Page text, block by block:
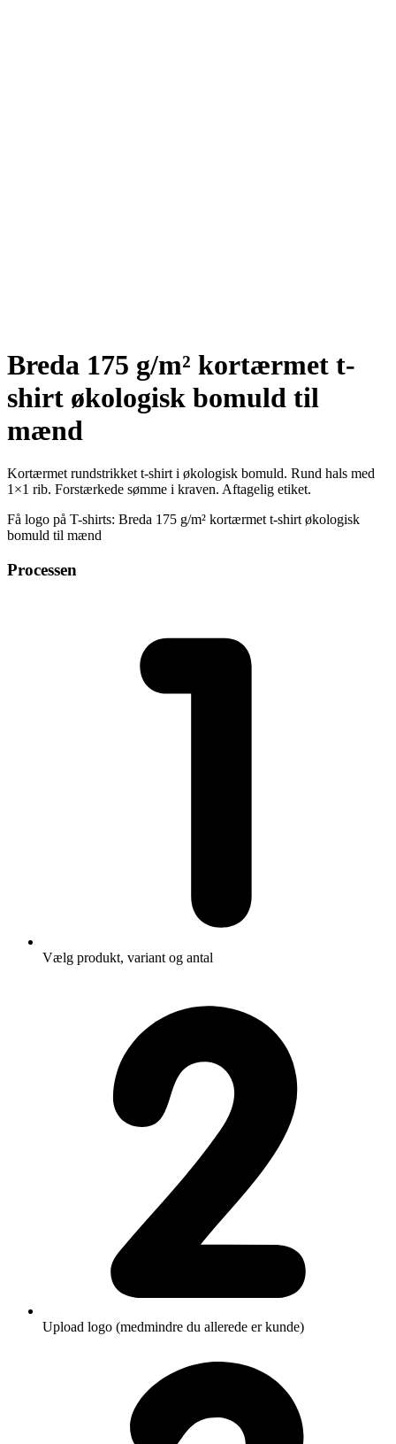
Breda 175 g/m² kortærmet t-
shirt økologisk bomuld til
mænd
Kortærmet rundstrikket t-shirt i økologisk bomuld. Rund hals med
1×1 rib. Forstærkede sømme i kraven. Aftagelig etiket.
Få logo på T-shirts: Breda 175 g/m² kortærmet t-shirt økologisk
bomuld til mænd
Processen
Vælg produkt, variant og antal
Upload logo (medmindre du allerede er kunde)